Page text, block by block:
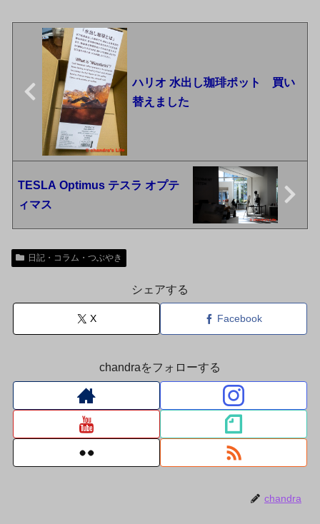
ハリオ 水出し珈琲ポット 買い
替えました
TESLA Optimus テスラ オプテ
ィマス
日記・コラム・つぶやき
シェアする
X Facebook
chandraをフォローする
chandra